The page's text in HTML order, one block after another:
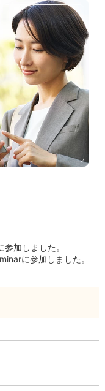
加しました。
に参加しました。